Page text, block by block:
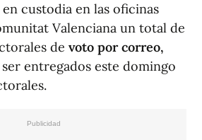
custodia en las oficinas
Valenciana un total de
de voto por correo,
entregados este domingo